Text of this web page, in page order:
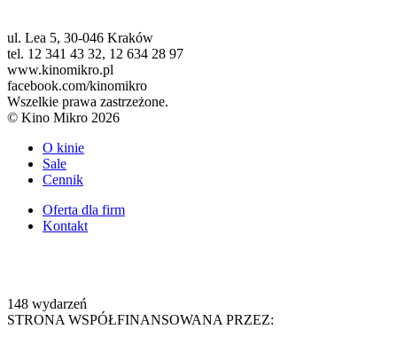
ul. Lea 5, 30-046 Kraków
tel. 12 341 43 32, 12 634 28 97
www.kinomikro.pl
facebook.com/kinomikro
Wszelkie prawa zastrzeżone.
© Kino Mikro 2026
O kinie
Sale
Cennik
Oferta dla firm
Kontakt
148 wydarzeń
STRONA WSPÓŁFINANSOWANA PRZEZ: